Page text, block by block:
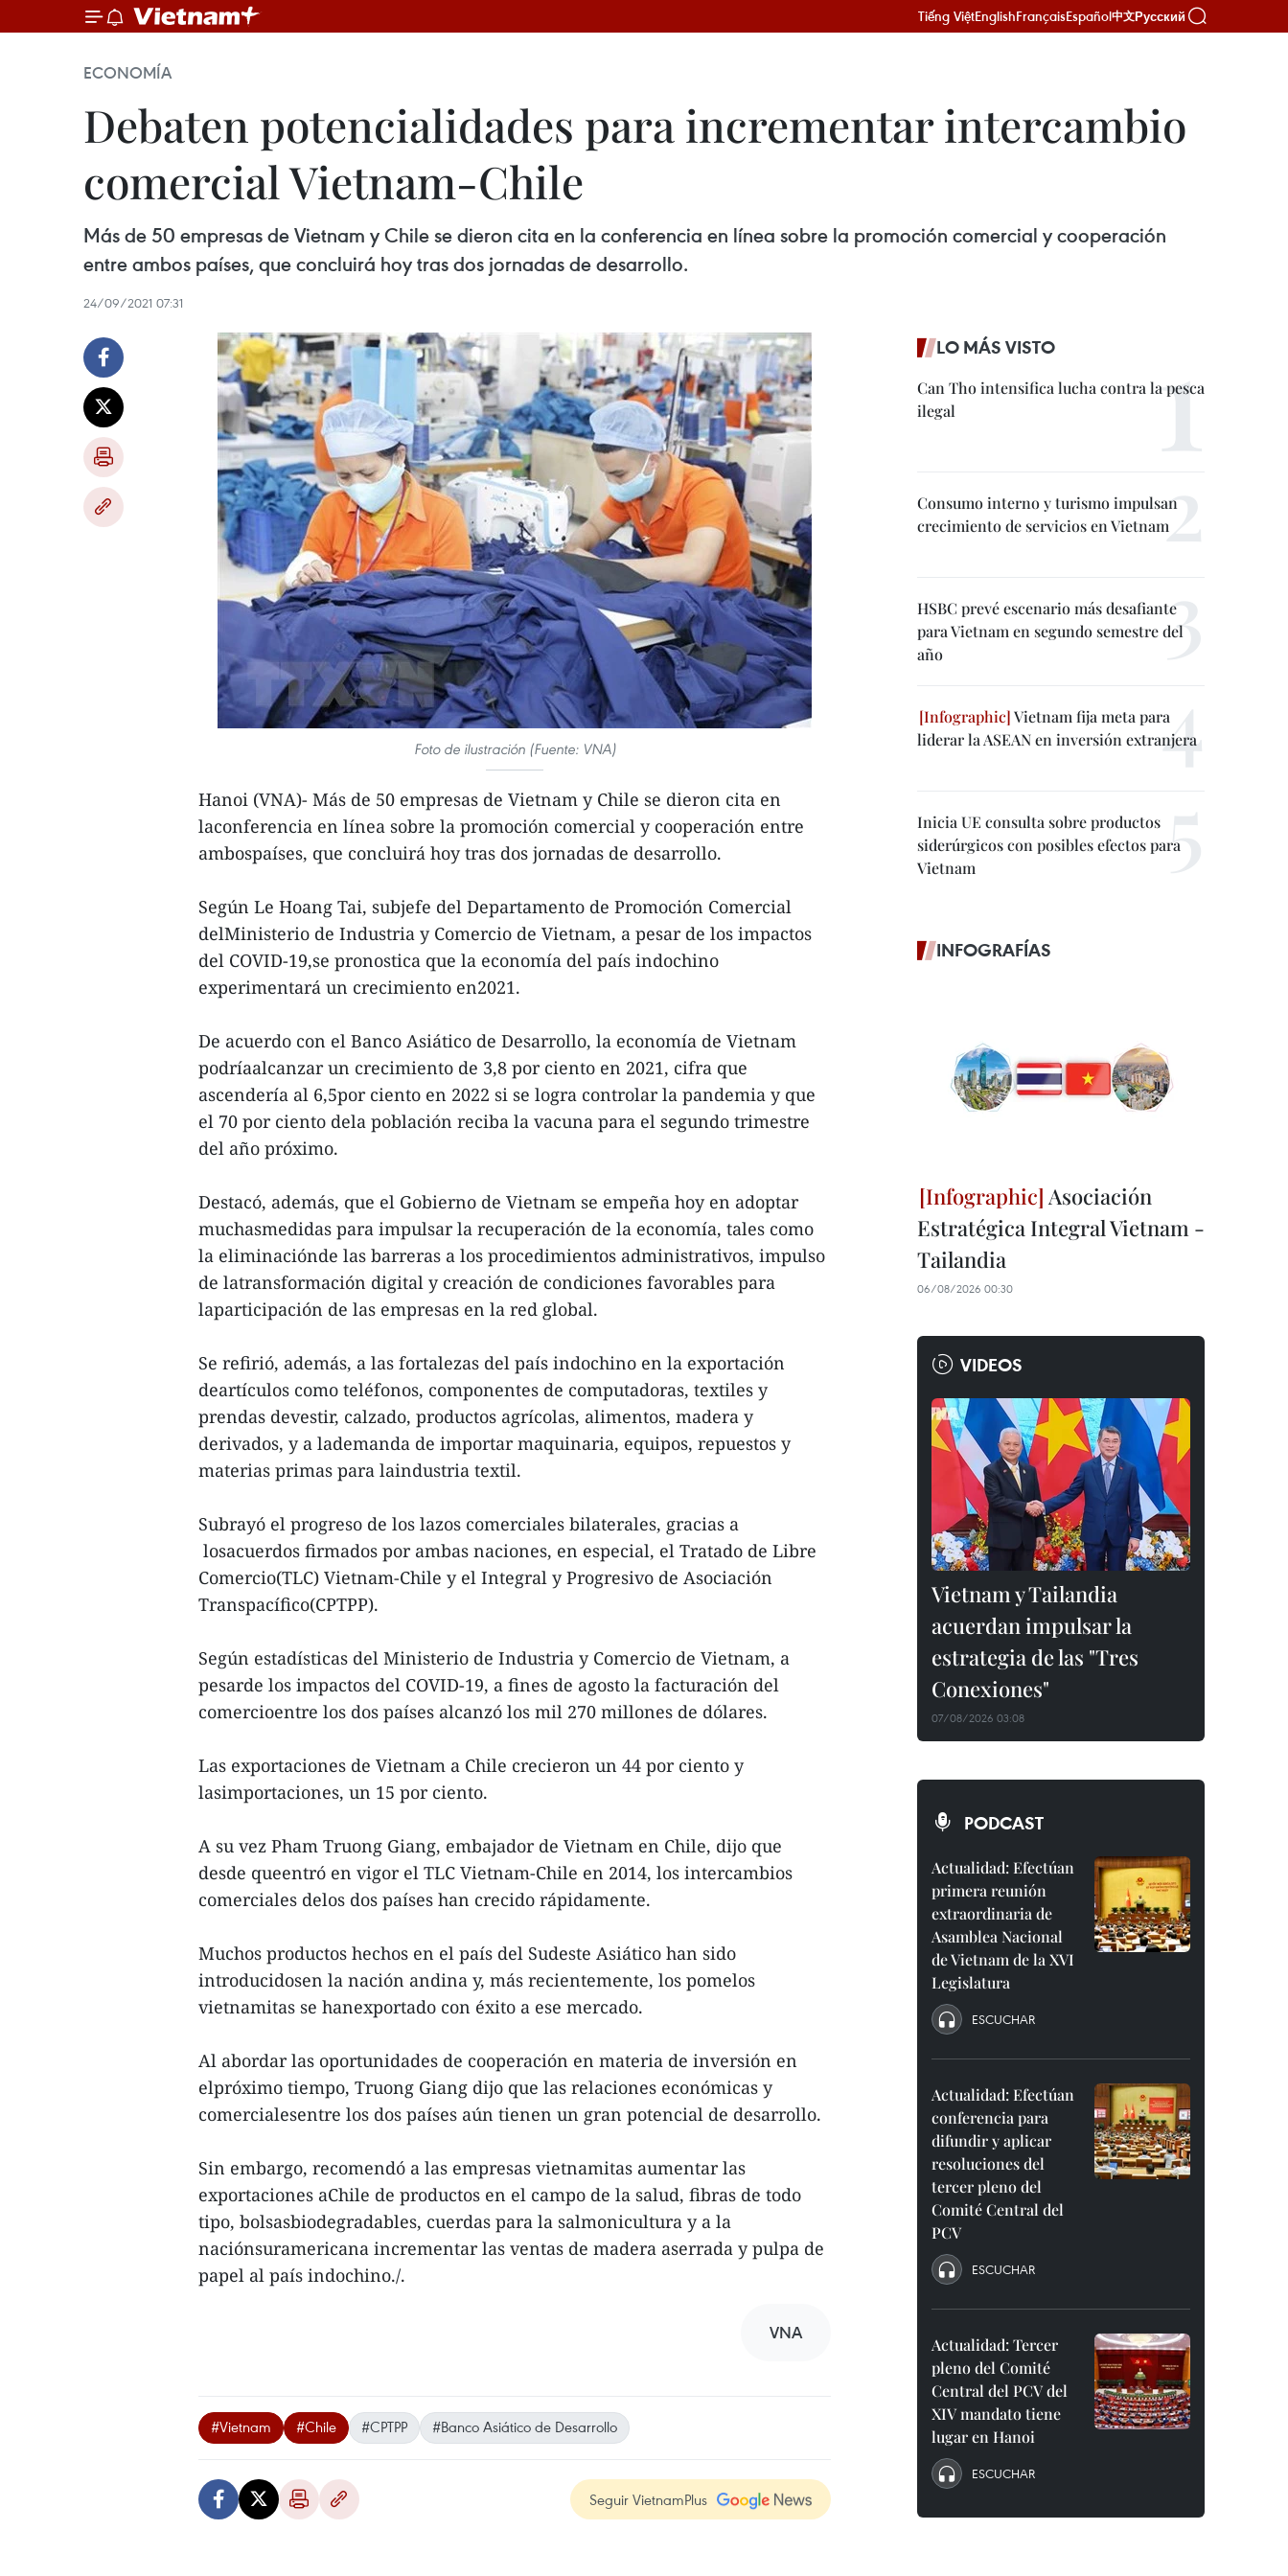
Tiếng ViệtEnglishFrançaisEspañol中文Русский
ECONOMÍA
Debaten potencialidades para incrementar intercambio
comercial Vietnam-Chile
Más de 50 empresas de Vietnam y Chile se dieron cita en la conferencia en línea sobre la promoción comercial y cooperación
entre ambos países, que concluirá hoy tras dos jornadas de desarrollo.
24/09/2021 07:31
Foto de ilustración (Fuente: VNA)
Hanoi (VNA)- Más de 50 empresas de Vietnam y Chile se dieron cita en
laconferencia en línea sobre la promoción comercial y cooperación entre
ambospaíses, que concluirá hoy tras dos jornadas de desarrollo.
Según Le Hoang Tai, subjefe del Departamento de Promoción Comercial
delMinisterio de Industria y Comercio de Vietnam, a pesar de los impactos
del COVID-19,se pronostica que la economía del país indochino
experimentará un crecimiento en2021.
De acuerdo con el Banco Asiático de Desarrollo, la economía de Vietnam
podríaalcanzar un crecimiento de 3,8 por ciento en 2021, cifra que
ascendería al 6,5por ciento en 2022 si se logra controlar la pandemia y que
el 70 por ciento dela población reciba la vacuna para el segundo trimestre
del año próximo.
Destacó, además, que el Gobierno de Vietnam se empeña hoy en adoptar
muchasmedidas para impulsar la recuperación de la economía, tales como
la eliminaciónde las barreras a los procedimientos administrativos, impulso
de latransformación digital y creación de condiciones favorables para
laparticipación de las empresas en la red global.
Se refirió, además, a las fortalezas del país indochino en la exportación
deartículos como teléfonos, componentes de computadoras, textiles y
prendas devestir, calzado, productos agrícolas, alimentos, madera y
derivados, y a lademanda de importar maquinaria, equipos, repuestos y
materias primas para laindustria textil.
Subrayó el progreso de los lazos comerciales bilaterales, gracias a
losacuerdos firmados por ambas naciones, en especial, el Tratado de Libre
Comercio(TLC) Vietnam-Chile y el Integral y Progresivo de Asociación
Transpacífico(CPTPP).
Según estadísticas del Ministerio de Industria y Comercio de Vietnam, a
pesarde los impactos del COVID-19, a fines de agosto la facturación del
comercioentre los dos países alcanzó los mil 270 millones de dólares.
Las exportaciones de Vietnam a Chile crecieron un 44 por ciento y
lasimportaciones, un 15 por ciento.
A su vez Pham Truong Giang, embajador de Vietnam en Chile, dijo que
desde queentró en vigor el TLC Vietnam-Chile en 2014, los intercambios
comerciales delos dos países han crecido rápidamente.
Muchos productos hechos en el país del Sudeste Asiático han sido
introducidosen la nación andina y, más recientemente, los pomelos
vietnamitas se hanexportado con éxito a ese mercado.
Al abordar las oportunidades de cooperación en materia de inversión en
elpróximo tiempo, Truong Giang dijo que las relaciones económicas y
comercialesentre los dos países aún tienen un gran potencial de desarrollo.
Sin embargo, recomendó a las empresas vietnamitas aumentar las
exportaciones aChile de productos en el campo de la salud, fibras de todo
tipo, bolsasbiodegradables, cuerdas para la salmonicultura y a la
naciónsuramericana incrementar las ventas de madera aserrada y pulpa de
papel al país indochino./.
VNA
#Vietnam #Chile #CPTPP #Banco Asiático de Desarrollo
Seguir VietnamPlus
LO MÁS VISTO
Can Tho intensifica lucha contra la pesca
ilegal
Consumo interno y turismo impulsan
crecimiento de servicios en Vietnam
HSBC prevé escenario más desafiante
para Vietnam en segundo semestre del
año
Vietnam fija meta para
liderar la ASEAN en inversión extranjera
Inicia UE consulta sobre productos
siderúrgicos con posibles efectos para
Vietnam
INFOGRAFÍAS
Asociación
Estratégica Integral Vietnam -
Tailandia
06/08/2026 00:30
VIDEOS
Vietnam y Tailandia
acuerdan impulsar la
estrategia de las "Tres
Conexiones"
07/08/2026 03:08
PODCAST
Actualidad: Efectúan
primera reunión
extraordinaria de
Asamblea Nacional
de Vietnam de la XVI
Legislatura
ESCUCHAR
Actualidad: Efectúan
conferencia para
difundir y aplicar
resoluciones del
tercer pleno del
Comité Central del
PCV
ESCUCHAR
Actualidad: Tercer
pleno del Comité
Central del PCV del
XIV mandato tiene
lugar en Hanoi
ESCUCHAR